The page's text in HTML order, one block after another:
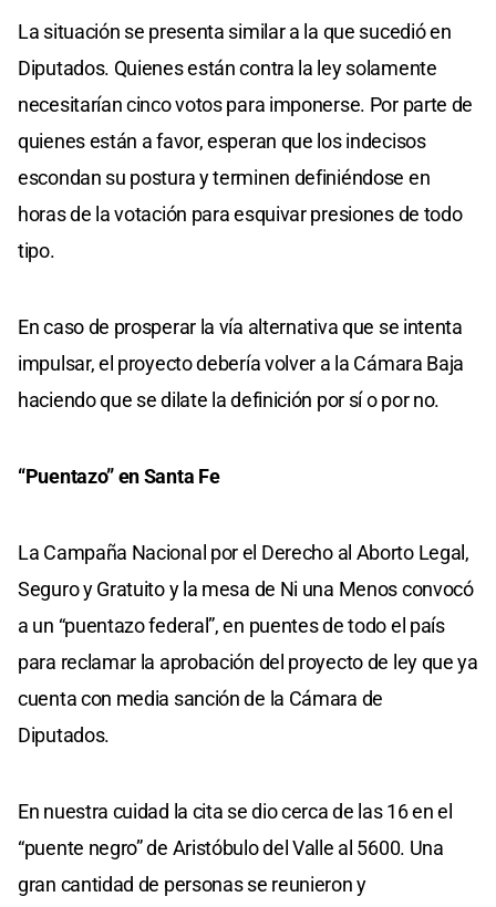
La situación se presenta similar a la que sucedió en
Diputados. Quienes están contra la ley solamente
necesitarían cinco votos para imponerse. Por parte de
quienes están a favor, esperan que los indecisos
escondan su postura y terminen definiéndose en
horas de la votación para esquivar presiones de todo
tipo.
En caso de prosperar la vía alternativa que se intenta
impulsar, el proyecto debería volver a la Cámara Baja
haciendo que se dilate la definición por sí o por no.
“Puentazo” en Santa Fe
La Campaña Nacional por el Derecho al Aborto Legal,
Seguro y Gratuito y la mesa de Ni una Menos convocó
a un “puentazo federal”, en puentes de todo el país
para reclamar la aprobación del proyecto de ley que ya
cuenta con media sanción de la Cámara de
Diputados.
En nuestra cuidad la cita se dio cerca de las 16 en el
“puente negro” de Aristóbulo del Valle al 5600. Una
gran cantidad de personas se reunieron y